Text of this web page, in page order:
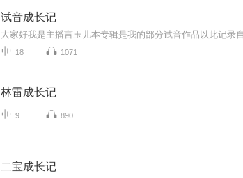
试音成长记
18 1071
林雷成长记
9 890
二宝成长记